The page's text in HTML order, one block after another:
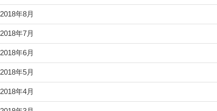
2018年8月
2018年7月
2018年6月
2018年5月
2018年4月